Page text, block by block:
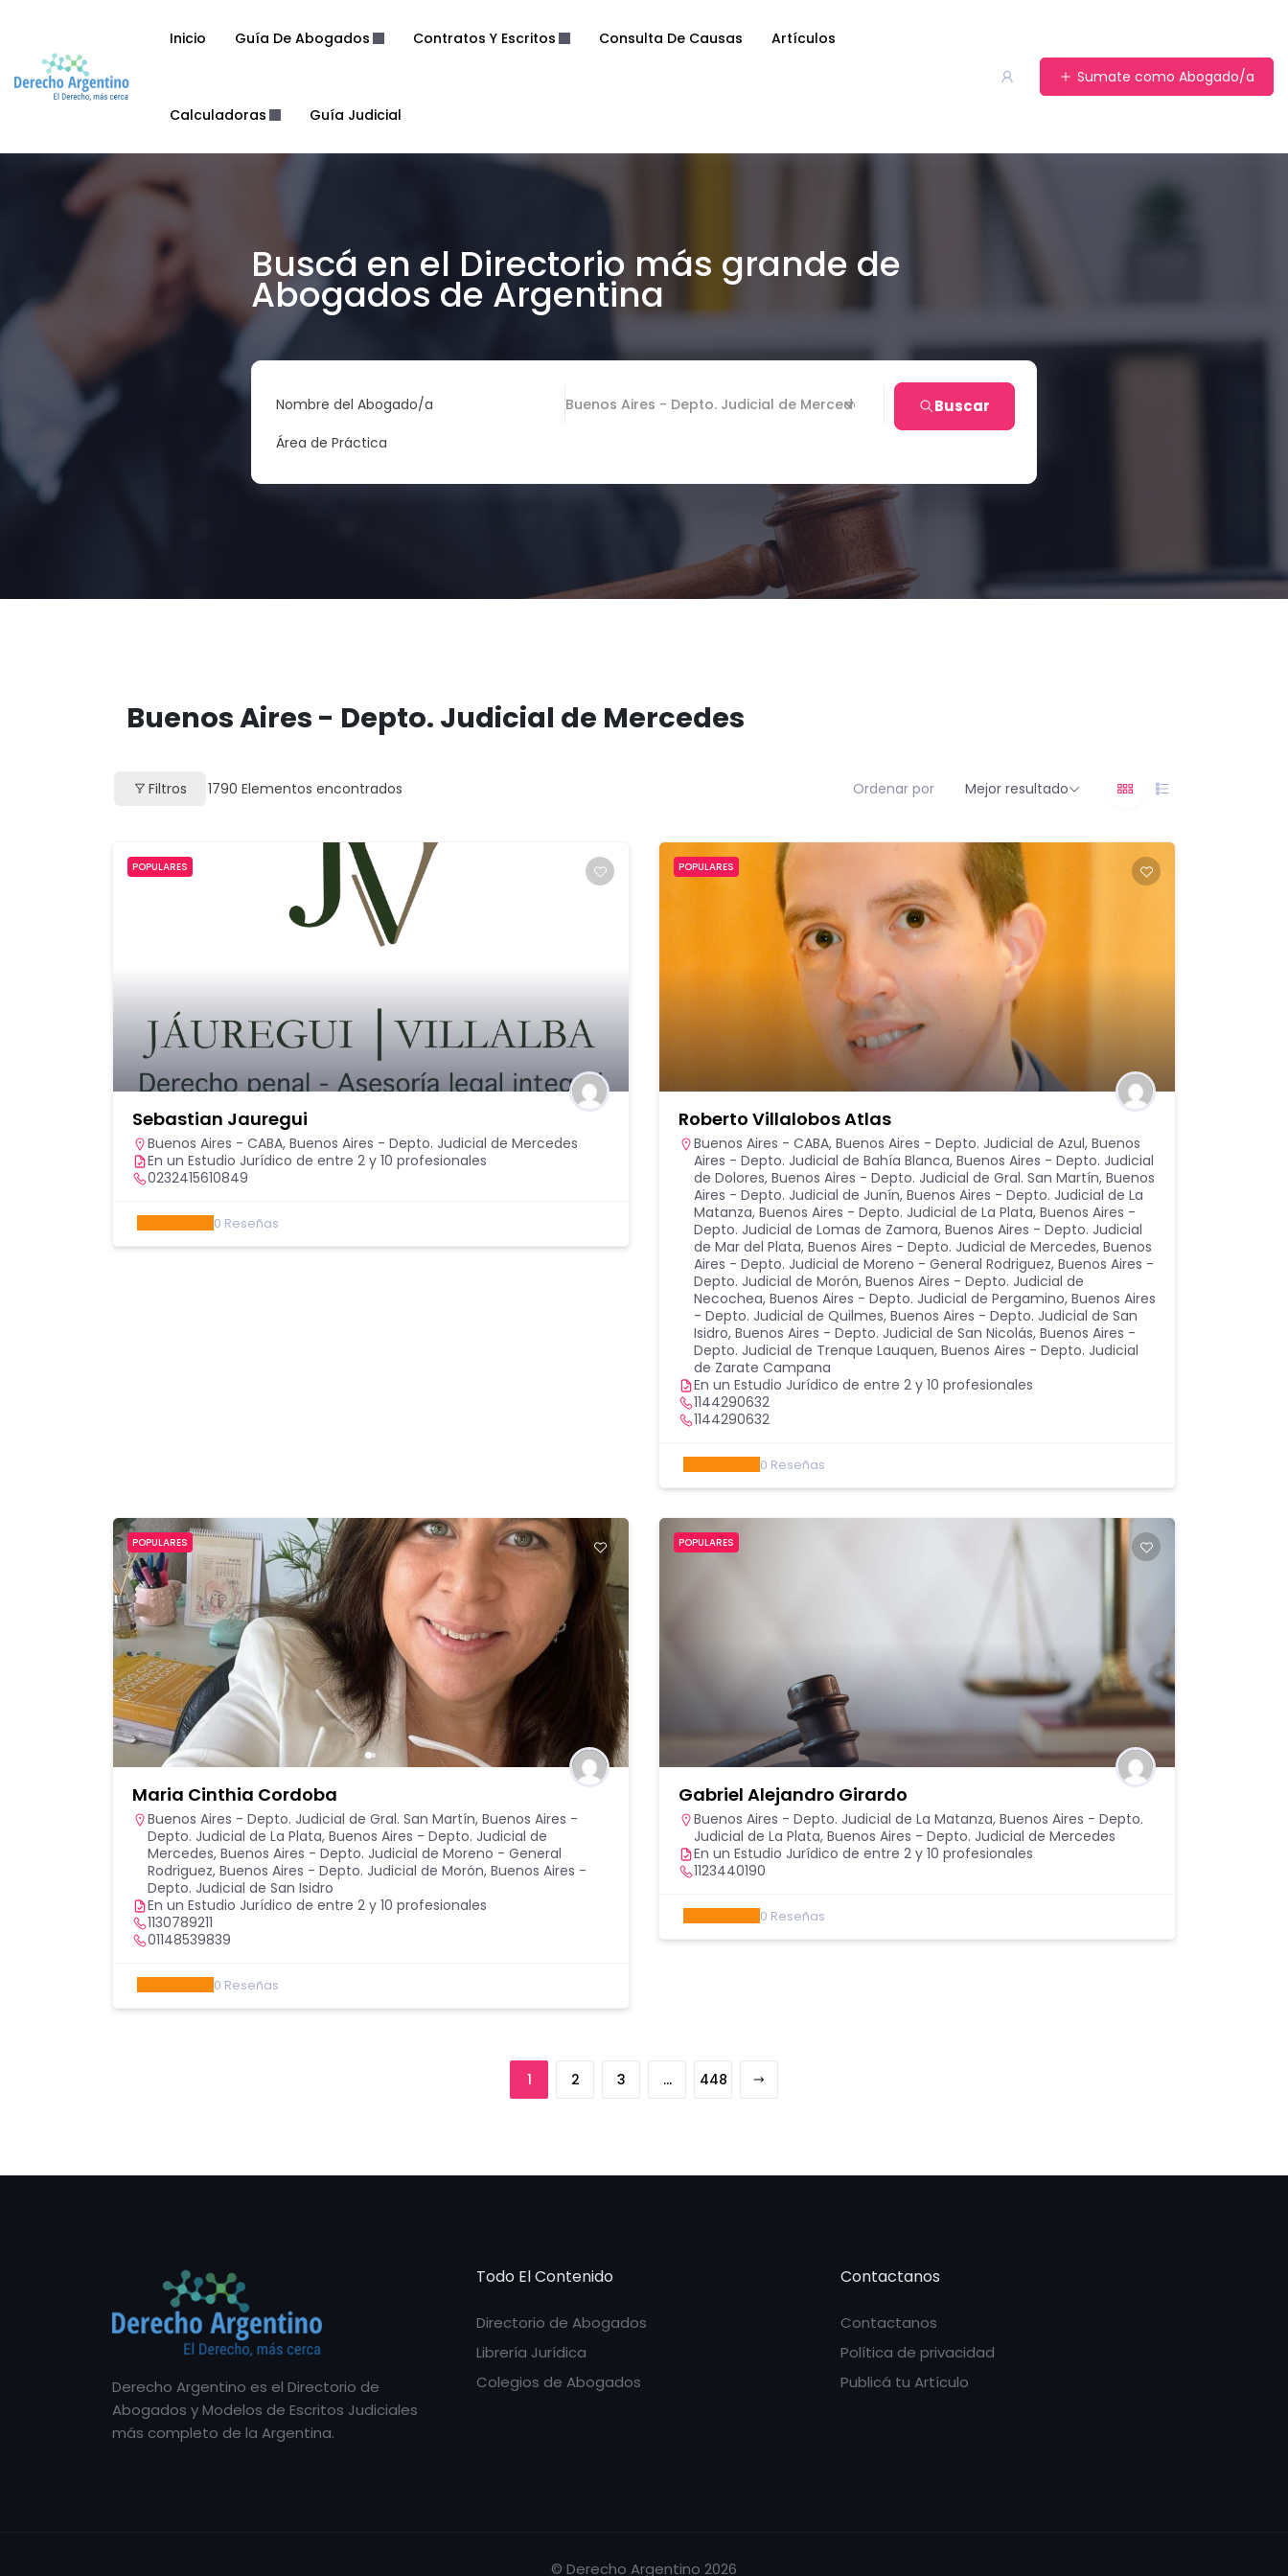
Inicio Guía De Abogados Contratos Y Escritos Consulta De Causas Artículos
Calculadoras Guía Judicial
Sumate como Abogado/a
Buscá en el Directorio más grande de
Abogados de Argentina
Nombre del Abogado/a
Buenos Aires - Depto. Judicial de Mercedes
Área de Práctica
Buscar
Buenos Aires - Depto. Judicial de Mercedes
Filtros 1790 Elementos encontrados Ordenar por Mejor resultado
POPULARES
Sebastian Jauregui
Buenos Aires - CABA, Buenos Aires - Depto. Judicial de Mercedes
En un Estudio Jurídico de entre 2 y 10 profesionales
0232415610849
0 Reseñas
POPULARES
Roberto Villalobos Atlas
Buenos Aires - CABA, Buenos Aires - Depto. Judicial de Azul, Buenos
Aires - Depto. Judicial de Bahía Blanca, Buenos Aires - Depto. Judicial
de Dolores, Buenos Aires - Depto. Judicial de Gral. San Martín, Buenos
Aires - Depto. Judicial de Junín, Buenos Aires - Depto. Judicial de La
Matanza, Buenos Aires - Depto. Judicial de La Plata, Buenos Aires -
Depto. Judicial de Lomas de Zamora, Buenos Aires - Depto. Judicial
de Mar del Plata, Buenos Aires - Depto. Judicial de Mercedes, Buenos
Aires - Depto. Judicial de Moreno - General Rodriguez, Buenos Aires -
Depto. Judicial de Morón, Buenos Aires - Depto. Judicial de
Necochea, Buenos Aires - Depto. Judicial de Pergamino, Buenos Aires
- Depto. Judicial de Quilmes, Buenos Aires - Depto. Judicial de San
Isidro, Buenos Aires - Depto. Judicial de San Nicolás, Buenos Aires -
Depto. Judicial de Trenque Lauquen, Buenos Aires - Depto. Judicial
de Zarate Campana
En un Estudio Jurídico de entre 2 y 10 profesionales
1144290632
1144290632
0 Reseñas
POPULARES
Maria Cinthia Cordoba
Buenos Aires - Depto. Judicial de Gral. San Martín, Buenos Aires -
Depto. Judicial de La Plata, Buenos Aires - Depto. Judicial de
Mercedes, Buenos Aires - Depto. Judicial de Moreno - General
Rodriguez, Buenos Aires - Depto. Judicial de Morón, Buenos Aires -
Depto. Judicial de San Isidro
En un Estudio Jurídico de entre 2 y 10 profesionales
1130789211
01148539839
0 Reseñas
POPULARES
Gabriel Alejandro Girardo
Buenos Aires - Depto. Judicial de La Matanza, Buenos Aires - Depto.
Judicial de La Plata, Buenos Aires - Depto. Judicial de Mercedes
En un Estudio Jurídico de entre 2 y 10 profesionales
1123440190
0 Reseñas
1 2 3 … 448
Derecho Argentino es el Directorio de
Abogados y Modelos de Escritos Judiciales
más completo de la Argentina.
Todo El Contenido
Directorio de Abogados
Librería Jurídica
Colegios de Abogados
Contactanos
Contactanos
Política de privacidad
Publicá tu Artículo
© Derecho Argentino 2026